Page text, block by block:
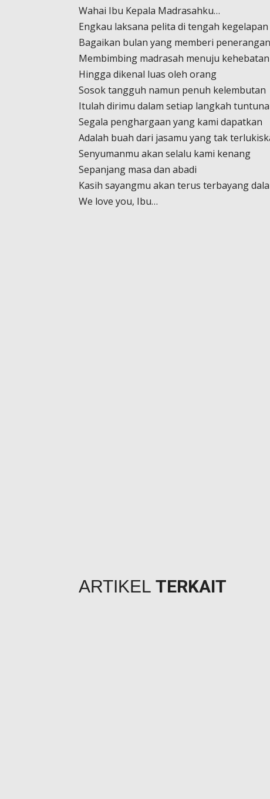
Wahai Ibu Kepala Madrasahku…
Engkau laksana pelita di tengah
Bagaikan bulan yang memberi penerangan
Membimbing madrasah menuju kehebatan
Hingga dikenal luas oleh orang
Sosok tangguh namun penuh kelembutan
Itulah dirimu dalam setiap langkah
Segala penghargaan yang kami dapatkan
Adalah buah dari jasamu yang tak
Senyumanmu akan selalu kami kenang
Sepanjang masa dan abadi
Kasih sayangmu akan terus terbayang
We love you, Ibu…
ARTIKELTERKAIT